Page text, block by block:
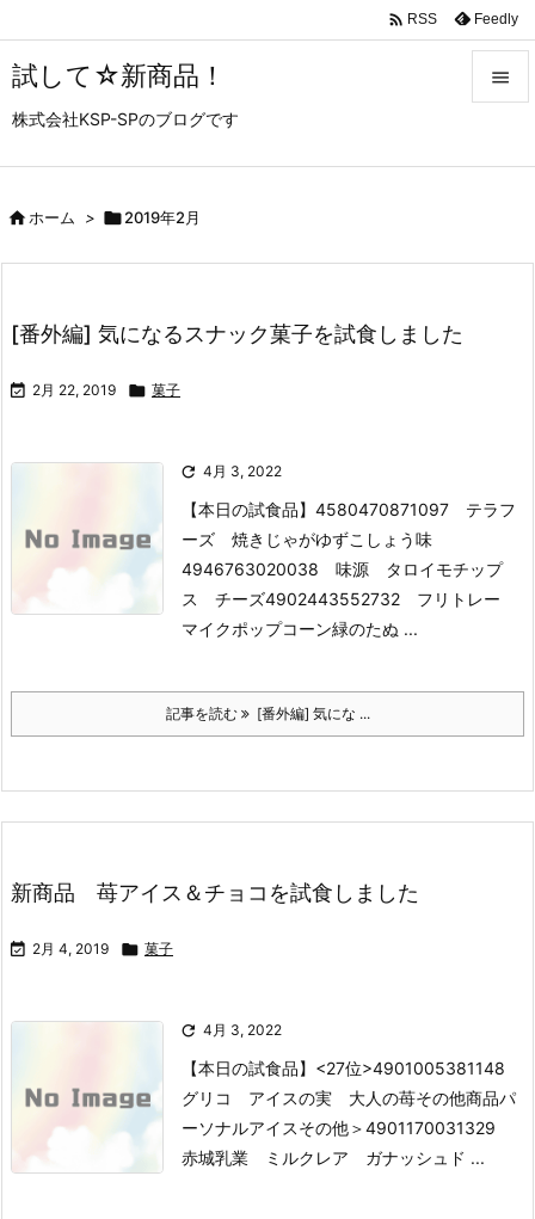
試して☆新商品！
株式会社KSP-SPのブログです

 RSS Feedly
ホーム > 2019年2月
[番外編] 気になるスナック菓子を試食しました
 2月 22, 2019  菓子
 4月 3, 2022
【本日の試食品】 4580470871097 テラフ
ーズ 焼きじゃがゆずこしょう味
4946763020038 味源 タロイモチップ
ス チーズ4902443552732 フリトレー
マイクポップコーン緑のたぬ ...
記事を読む [番外編] 気にな ...
新商品 苺アイス＆チョコを試食しました
 2月 4, 2019  菓子
 4月 3, 2022
【本日の試食品】 <27位>4901005381148
グリコ アイスの実 大人の苺その他商品パ
ーソナルアイスその他＞4901170031329
赤城乳業 ミルクレア ガナッシュド ...